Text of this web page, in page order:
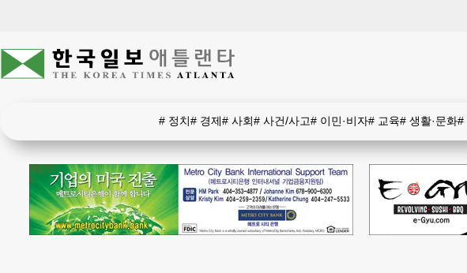
# 정치# 경제# 사회# 사건/사고# 이민·비자# 교육# 생활·문화#